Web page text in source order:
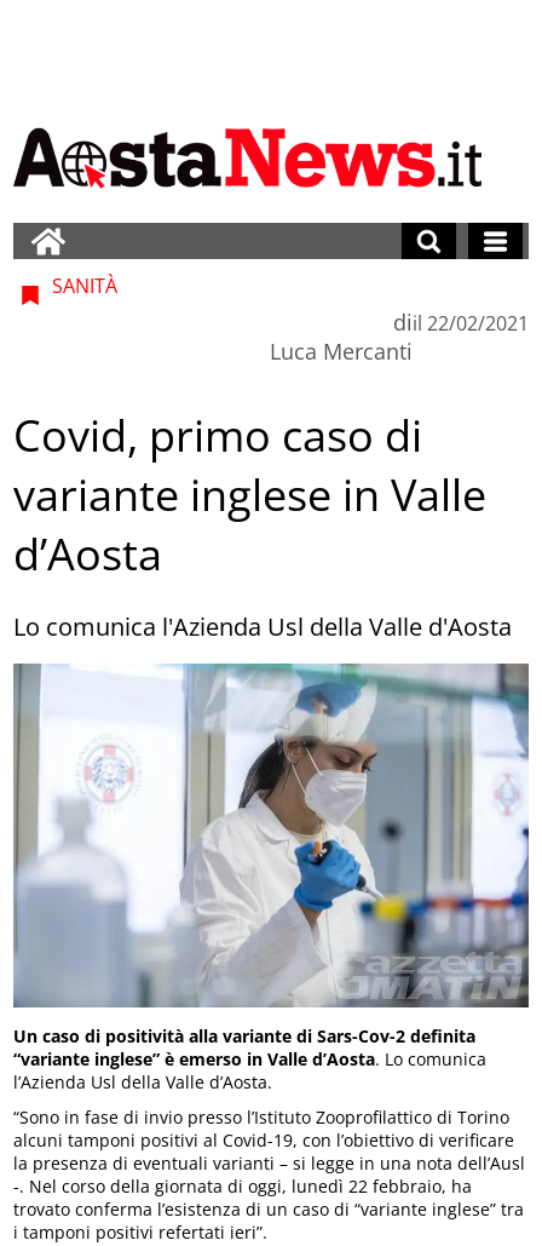
SANITÀ
di
Luca Mercanti
il 22/02/2021
Covid, primo caso di
variante inglese in Valle
d’Aosta
Lo comunica l'Azienda Usl della Valle d'Aosta
Un caso di positività alla variante di Sars-Cov-2 definita
“variante inglese” è emerso in Valle d’Aosta. Lo comunica
l’Azienda Usl della Valle d’Aosta.
“Sono in fase di invio presso l’Istituto Zooprofilattico di Torino
alcuni tamponi positivi al Covid-19, con l’obiettivo di verificare
la presenza di eventuali varianti – si legge in una nota dell’Ausl
-. Nel corso della giornata di oggi, lunedì 22 febbraio, ha
trovato conferma l’esistenza di un caso di “variante inglese” tra
i tamponi positivi refertati ieri”.